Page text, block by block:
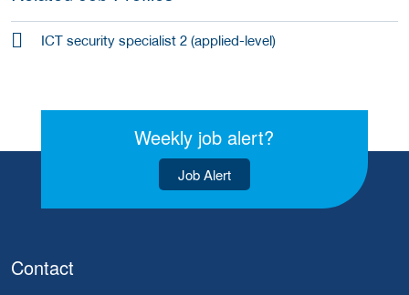
ICT security specialist 2 (applied-level)
Weekly job alert?
Job Alert
Contact